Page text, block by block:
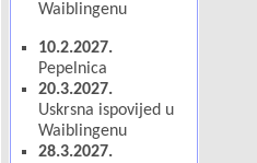
Waiblingenu
10.2.2027.
Pepelnica
20.3.2027.
Uskrsna ispovijed u
Waiblingenu
28.3.2027.